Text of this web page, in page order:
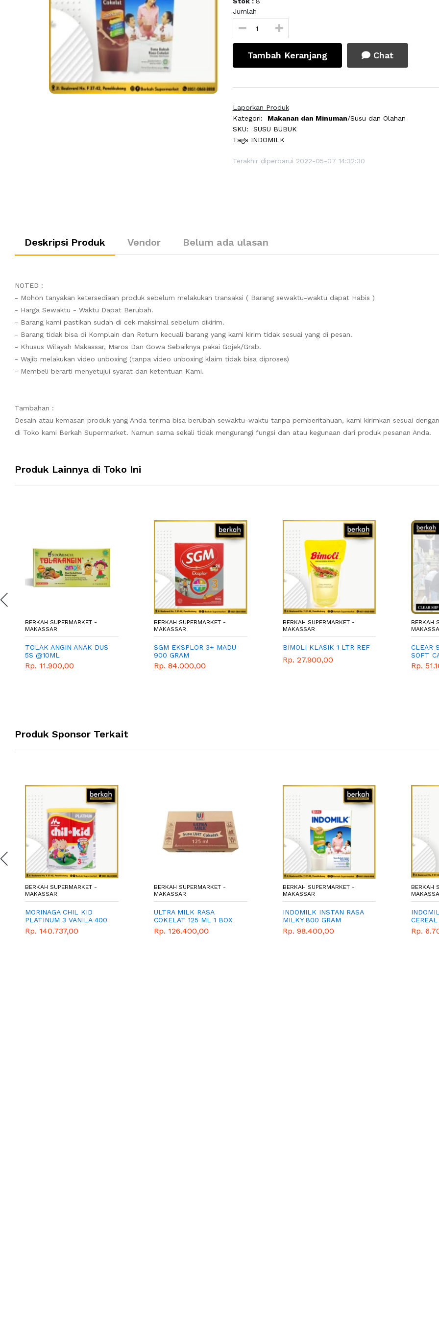
Jumlah
Tambah Keranjang Chat
Laporkan Produk
Kategori:
Makanan dan Minuman/Susu dan Olahan
SKU:
SUSU BUBUK
Tags INDOMILK
Terakhir diperbarui 2022-05-07 14:32:30
Deskripsi Produk Vendor Belum ada ulasan
NOTED :
- Mohon tanyakan ketersediaan produk sebelum melakukan transaksi ( Barang sewaktu-waktu dapat Habis )
- Harga Sewaktu - Waktu Dapat Berubah.
- Barang kami pastikan sudah di cek maksimal sebelum dikirim.
- Barang tidak bisa di Komplain dan Return kecuali barang yang kami kirim tidak sesuai yang di pesan.
- Khusus Wilayah Makassar, Maros Dan Gowa Sebaiknya pakai Gojek/Grab.
- Wajib melakukan video unboxing (tanpa video unboxing klaim tidak bisa diproses)
- Membeli berarti menyetujui syarat dan ketentuan Kami.
Tambahan :
Desain atau kemasan produk yang Anda terima bisa berubah sewaktu-waktu tanpa pemberitahuan, kami kirimkan sesuai
di Toko kami Berkah Supermarket. Namun sama sekali tidak mengurangi fungsi dan atau kegunaan dari produk pesanan Anda.
Produk Lainnya di Toko Ini
BERKAH SUPERMARKET -
MAKASSAR
TOLAK ANGIN ANAK DUS
5S @10ML
Rp. 11.900,00
BERKAH SUPERMARKET -
MAKASSAR
SGM EKSPLOR 3+ MADU
900 GRAM
Rp. 84.000,00
BERKAH SUPERMARKET -
MAKASSAR
BIMOLI KLASIK 1 LTR REF
Rp. 27.900,00
BERKAH
CLEAR
SOFT
Rp.
Produk Sponsor Terkait
BERKAH SUPERMARKET -
MAKASSAR
MORINAGA CHIL KID
PLATINUM 3 VANILA 400
GRAM
Rp. 140.737,00
BERKAH SUPERMARKET -
MAKASSAR
ULTRA MILK RASA
COKELAT 125 ML 1 BOX
Rp. 126.400,00
BERKAH SUPERMARKET -
MAKASSAR
INDOMILK INSTAN RASA
MILKY 800 GRAM
Rp. 98.400,00
BERKAH
250 ML
Rp.